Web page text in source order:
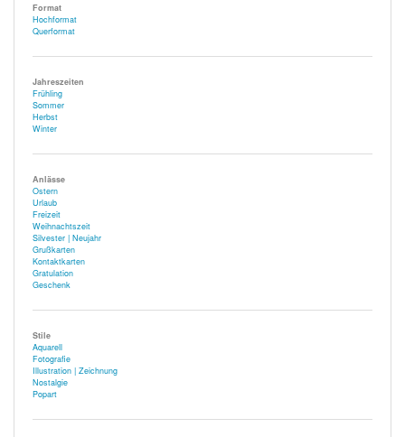
Format
Hochformat
Querformat
Jahreszeiten
Frühling
Sommer
Herbst
Winter
Anlässe
Ostern
Urlaub
Freizeit
Weihnachtszeit
Silvester | Neujahr
Grußkarten
Kontaktkarten
Gratulation
Geschenk
Stile
Aquarell
Fotografie
Illustration | Zeichnung
Nostalgie
Popart